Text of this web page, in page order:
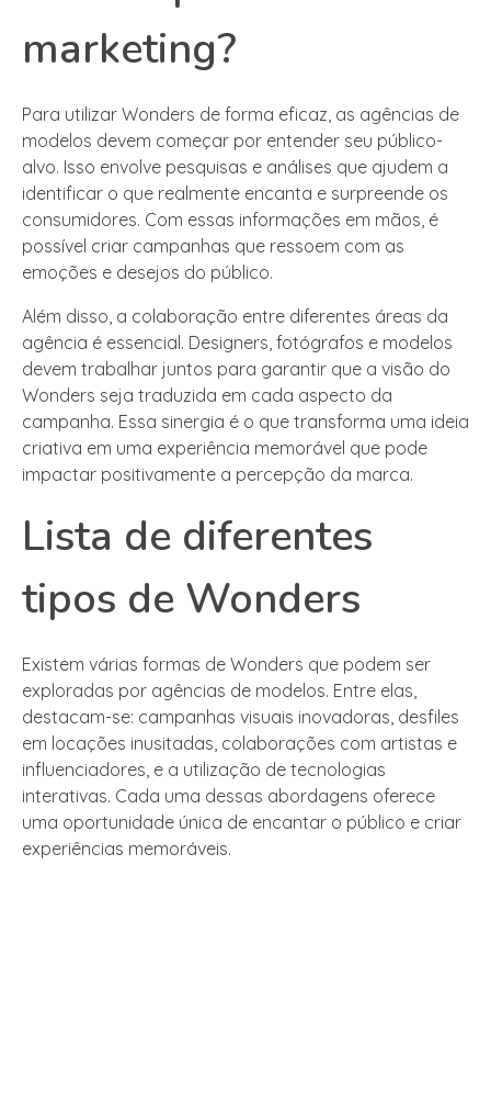
marketing?
Para utilizar Wonders de forma eficaz, as agências de
modelos devem começar por entender seu público-
alvo. Isso envolve pesquisas e análises que ajudem a
identificar o que realmente encanta e surpreende os
consumidores. Com essas informações em mãos, é
possível criar campanhas que ressoem com as
emoções e desejos do público.
Além disso, a colaboração entre diferentes áreas da
agência é essencial. Designers, fotógrafos e modelos
devem trabalhar juntos para garantir que a visão do
Wonders seja traduzida em cada aspecto da
campanha. Essa sinergia é o que transforma uma ideia
criativa em uma experiência memorável que pode
impactar positivamente a percepção da marca.
Lista de diferentes
tipos de Wonders
Existem várias formas de Wonders que podem ser
exploradas por agências de modelos. Entre elas,
destacam-se: campanhas visuais inovadoras, desfiles
em locações inusitadas, colaborações com artistas e
influenciadores, e a utilização de tecnologias
interativas. Cada uma dessas abordagens oferece
uma oportunidade única de encantar o público e criar
experiências memoráveis.